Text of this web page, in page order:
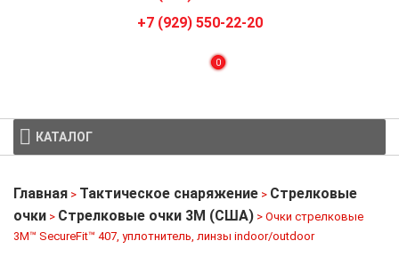
0
+7 (929) 550-22-20
КАТАЛОГ
Главная > Тактическое снаряжение > Стрелковые
очки > Стрелковые очки 3M (США) > Очки стрелковые
3M™ SecureFit™ 407, уплотнитель, линзы indoor/outdoor